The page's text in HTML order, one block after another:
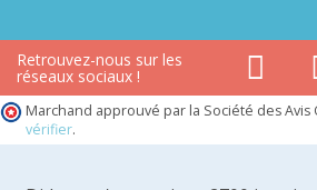
Retrouvez-nous sur les
réseaux sociaux !
Marchand approuvé par la Société des Avis
vérifier.